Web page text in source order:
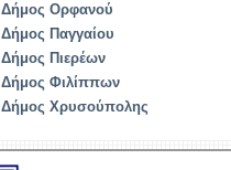
Δήμος Ορφανού
Δήμος Παγγαίου
Δήμος Πιερέων
Δήμος Φιλίππων
Δήμος Χρυσούπολης